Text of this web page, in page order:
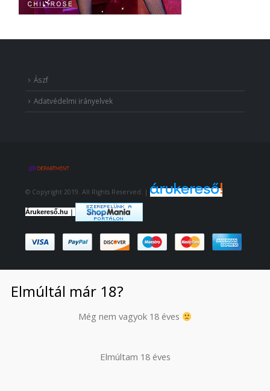
Ászf
Adatvédelmi irányelvek
© Copyright 2019. All Rights Reserved. |
Árukereső.hu |
Elmúltál már 18?
Még nem vagyok 18 éves
Elmúltam 18 éves